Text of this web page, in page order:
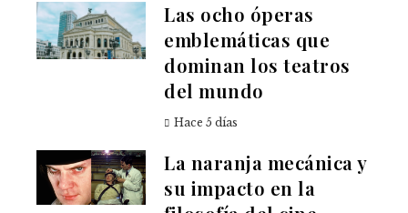
Las ocho óperas
emblemáticas que
dominan los teatros
del mundo
Hace 5 días
La naranja mecánica y
su impacto en la